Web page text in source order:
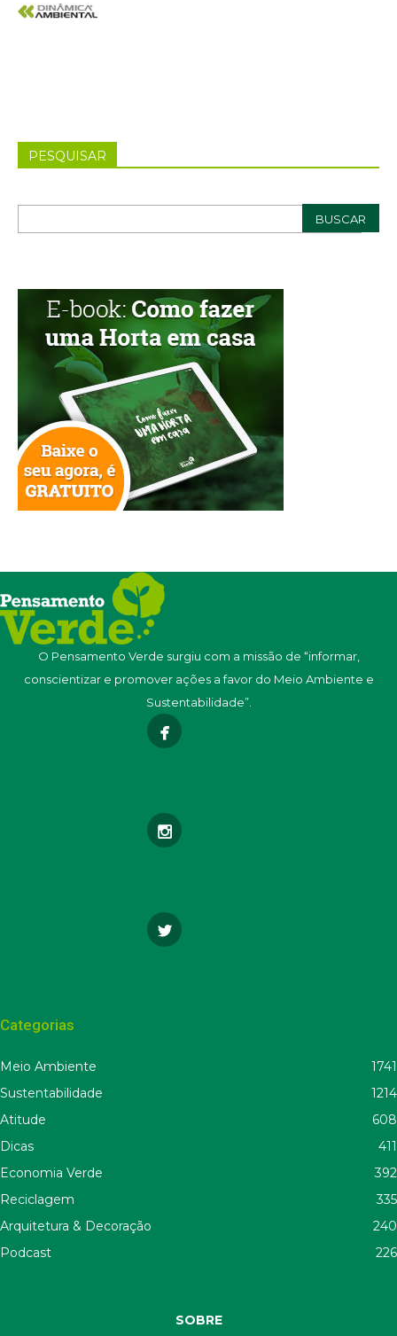
PESQUISAR
O Pensamento Verde surgiu com a missão de “informar,
conscientizar e promover ações a favor do Meio Ambiente e
Sustentabilidade”.
Categorias
Meio Ambiente
1741
Sustentabilidade
1214
Atitude
608
Dicas
411
Economia Verde
392
Reciclagem
335
Arquitetura & Decoração
240
Podcast
226
SOBRE